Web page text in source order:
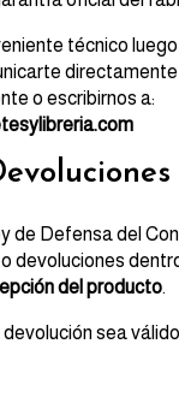
técnico
directamente
o escribirnos a:
de Defensa del
devoluciones
del producto.
sea